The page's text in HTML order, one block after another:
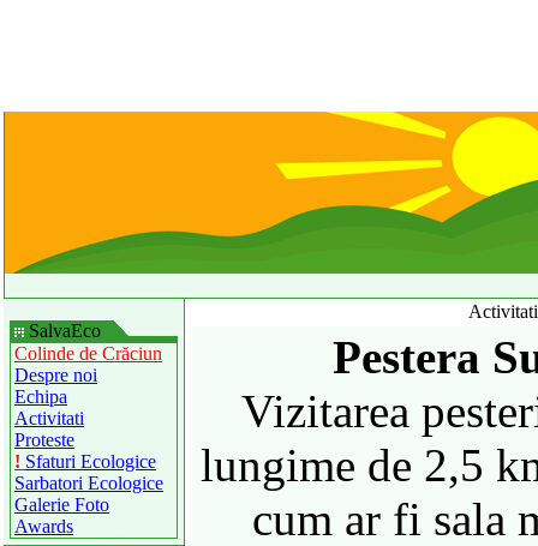
SalvaEco
Colinde de Crăciun
Despre noi
Echipa
Activitati
Proteste
! Sfaturi Ecologice
Sarbatori Ecologice
Galerie Foto
Awards
Pestera
Vizitarea
lungime de 2,5
cum ar fi sala